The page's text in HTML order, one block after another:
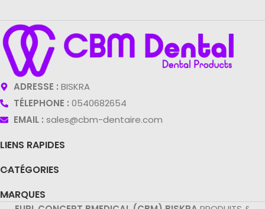
ADRESSE : BISKRA
TÉLEPHONE : 0540682654
EMAIL : sales@cbm-dentaire.com
LIENS RAPIDES
CATÉGORIES
MARQUES